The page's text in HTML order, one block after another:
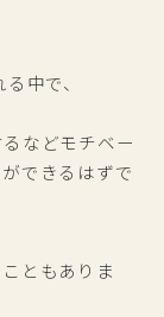
中で、
などモチベー
できるはずで
ともありま